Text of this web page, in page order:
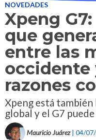
NOVEDADES
Xpeng
que
entre las
occidente
razones
Xpeng está también
global y el G7
Mauricio Juárez | 04/